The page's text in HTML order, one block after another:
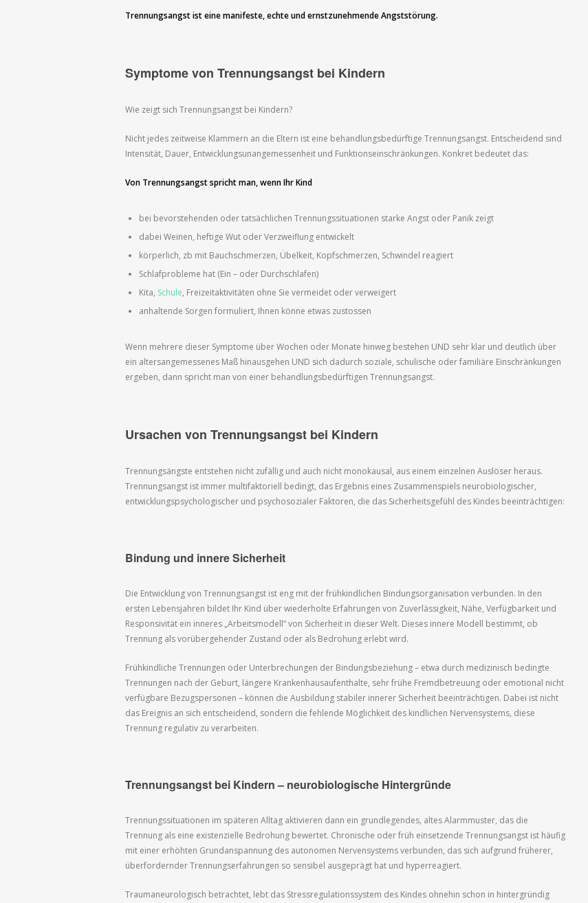
Trennungsangst ist eine manifeste, echte und ernstzunehmende Angststörung.
Symptome von Trennungsangst bei Kindern
Wie zeigt sich Trennungsangst bei Kindern?
Nicht jedes zeitweise Klammern an die Eltern ist eine behandlungsbedürftige Trennungsangst. Entscheidend sind
Intensität, Dauer, Entwicklungsunangemessenheit und Funktionseinschränkungen. Konkret bedeutet das:
Von Trennungsangst spricht man, wenn Ihr Kind
bei bevorstehenden oder tatsächlichen Trennungssituationen starke Angst oder Panik zeigt
dabei Weinen, heftige Wut oder Verzweiflung entwickelt
körperlich, zb mit Bauchschmerzen, Übelkeit, Kopfschmerzen, Schwindel reagiert
Schlafprobleme hat (Ein – oder Durchschlafen)
Kita, Schule, Freizeitaktivitäten ohne Sie vermeidet oder verweigert
anhaltende Sorgen formuliert, Ihnen könne etwas zustossen
Wenn mehrere dieser Symptome über Wochen oder Monate hinweg bestehen UND sehr klar und deutlich über
ein altersangemessenes Maß hinausgehen UND sich dadurch soziale, schulische oder familiäre Einschränkungen
ergeben, dann spricht man von einer behandlungsbedürftigen Trennungsangst.
Ursachen von Trennungsangst bei Kindern
Trennungsängste entstehen nicht zufällig und auch nicht monokausal, aus einem einzelnen Auslöser heraus.
Trennungsangst ist immer multifaktoriell bedingt, das Ergebnis eines Zusammenspiels neurobiologischer,
entwicklungspsychologischer und psychosozialer Faktoren, die das Sicherheitsgefühl des Kindes beeinträchtigen:
Bindung und innere Sicherheit
Die Entwicklung von Trennungsangst ist eng mit der frühkindlichen Bindungsorganisation verbunden. In den
ersten Lebensjahren bildet Ihr Kind über wiederholte Erfahrungen von Zuverlässigkeit, Nähe, Verfügbarkeit und
Responsivität ein inneres „Arbeitsmodell“ von Sicherheit in dieser Welt. Dieses innere Modell bestimmt, ob
Trennung als vorübergehender Zustand oder als Bedrohung erlebt wird.
Frühkindliche Trennungen oder Unterbrechungen der Bindungsbeziehung – etwa durch medizinisch bedingte
Trennungen nach der Geburt, längere Krankenhausaufenthalte, sehr frühe Fremdbetreuung oder emotional nicht
verfügbare Bezugspersonen – können die Ausbildung stabiler innerer Sicherheit beeinträchtigen. Dabei ist nicht
das Ereignis an sich entscheidend, sondern die fehlende Möglichkeit des kindlichen Nervensystems, diese
Trennung regulativ zu verarbeiten.
Trennungsangst bei Kindern – neurobiologische Hintergründe
Trennungssituationen im späteren Alltag aktivieren dann ein grundlegendes, altes Alarmmuster, das die
Trennung als eine existenzielle Bedrohung bewertet. Chronische oder früh einsetzende Trennungsangst ist häufig
mit einer erhöhten Grundanspannung des autonomen Nervensystems verbunden, das sich aufgrund früherer,
überfordernder Trennungserfahrungen so sensibel ausgeprägt hat und hyperreagiert.
Traumaneurologisch betrachtet, lebt das Stressregulationssystem des Kindes ohnehin schon in hintergründig